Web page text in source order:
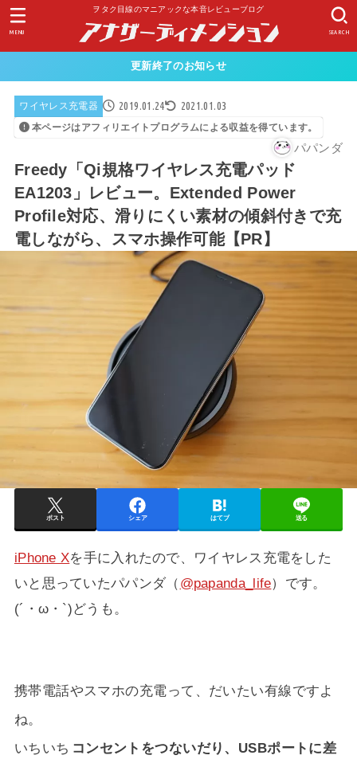
ヲタク目線のマニアックな本音レビューブログ
SEARCH
MENU
更新終了のお知らせ
ワイヤレス充電器 2019.01.24 2021.01.03
本ページはアフィリエイトプログラムによる収益を得ています。
パパンダ
Freedy「Qi規格ワイヤレス充電パッド
EA1203」レビュー。Extended Power
Profile対応、滑りにくい素材の傾斜付きで充
電しながら、スマホ操作可能【PR】
ポスト シェア はてブ 送る
iPhone Xを手に入れたので、ワイヤレス充電をした
いと思っていたパパンダ（ @papanda_life）です。
(´・ω・`)どうも。
携帯電話やスマホの充電って、だいたい有線ですよ
ね。
いちいち コンセントをつないだり、USBポートに差